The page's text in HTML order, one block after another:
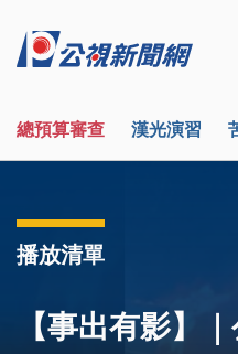
總預算審查 漢光演習
播放清單
【事出有影】